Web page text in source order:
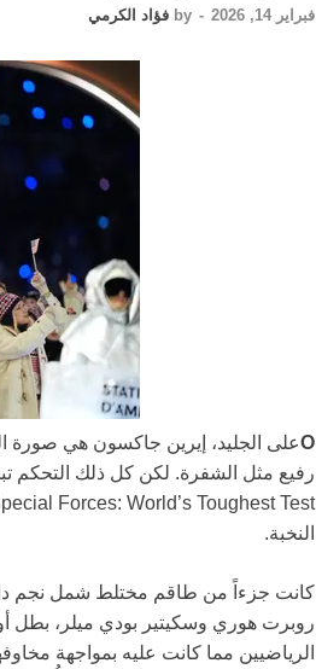
فبراير 14, 2026 -
by فؤاد الكرمي
Oعلى الجليد، إيرين جاكسون هي صورة
رفيع مثل الشفرة. لكن كل ذلك التحكم
النخبة.
كانت جزءاً من طاقم مختلط شمل نجم
روبرت هوري وسكيتير بودي ميلر، بطل
الرياضيين مما كانت عليه بمواجهة